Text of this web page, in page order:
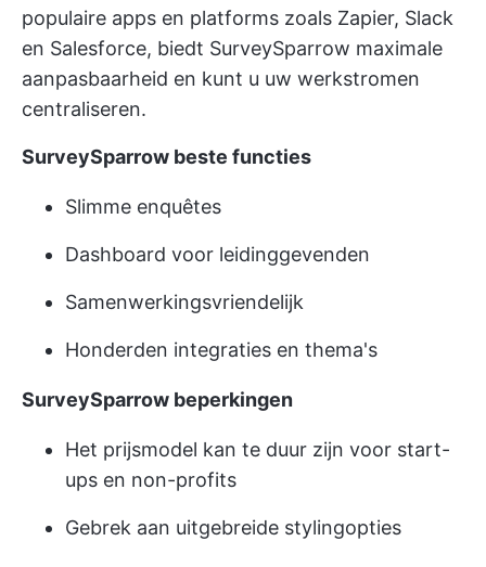
populaire apps en platforms zoals Zapier, Slack
en Salesforce, biedt SurveySparrow maximale
aanpasbaarheid en kunt u uw werkstromen
centraliseren.
SurveySparrow beste functies
Slimme enquêtes
Dashboard voor leidinggevenden
Samenwerkingsvriendelijk
Honderden integraties en thema's
SurveySparrow beperkingen
Het prijsmodel kan te duur zijn voor start-
ups en non-profits
Gebrek aan uitgebreide stylingopties